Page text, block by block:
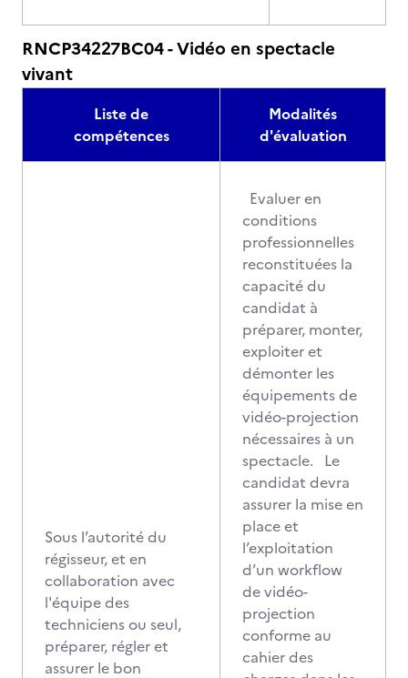
RNCP34227BC04 - Vidéo en spectacle
vivant
Liste de
compétences
Modalités
d'évaluation
Sous l’autorité du
régisseur, et en
collaboration avec
l'équipe des
techniciens ou seul,
préparer, régler et
assurer le bon
Evaluer en
conditions
professionnelles
reconstituées la
capacité du
candidat à
préparer, monter,
exploiter et
démonter les
équipements de
vidéo-projection
nécessaires à un
spectacle. Le
candidat devra
assurer la mise en
place et
l’exploitation
d’un workflow
de vidéo-
projection
conforme au
cahier des